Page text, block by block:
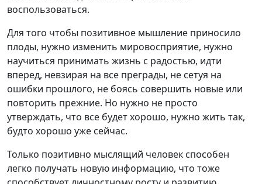
воспользоваться.
Для того чтобы позитивное мышление приносило
плоды, нужно изменить мировосприятие, нужно
научиться принимать жизнь с радостью, идти
вперед, невзирая на все преграды, не сетуя на
ошибки прошлого, не боясь совершить новые или
повторить прежние. Но нужно не просто
утверждать, что все будет хорошо, нужно жить так,
будто хорошо уже сейчас.
Только позитивно мыслящий человек способен
легко получать новую информацию, что тоже